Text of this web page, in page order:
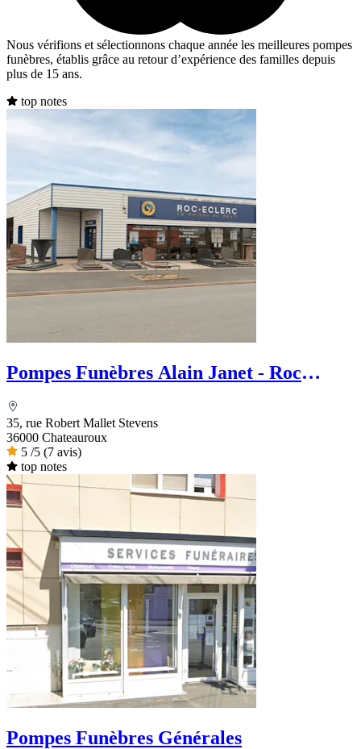
Nous vérifions et sélectionnons chaque année les meilleures pompes
funèbres, établis grâce au retour d’expérience des familles depuis
plus de 15 ans.
top notes
Pompes Funèbres Alain Janet - Roc
35, rue Robert Mallet Stevens
36000 Chateauroux
5 /5 (7 avis)
top notes
Pompes Funèbres Générales